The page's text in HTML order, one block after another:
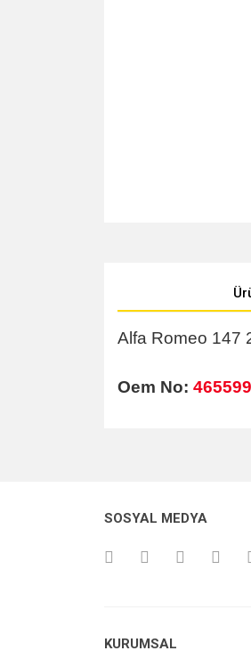
Alfa Romeo 147
Oem No:
Ürün
SOSYAL MEDYA
KURUMSAL